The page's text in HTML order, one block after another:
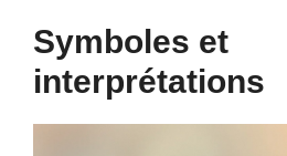
Symboles et
interprétations